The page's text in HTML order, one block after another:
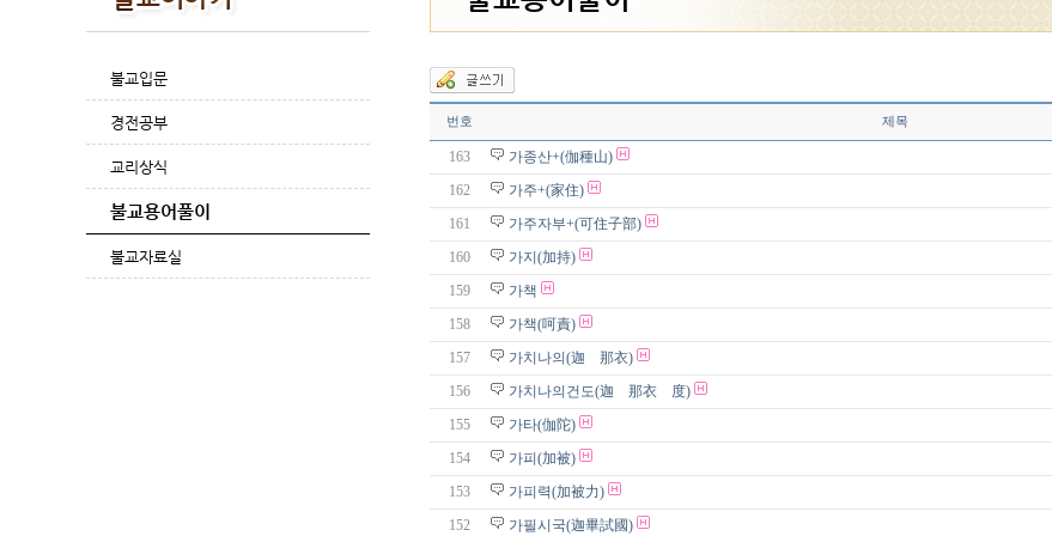
불교입문
경전공부
교리상식
불교용어풀이
불교자료실
번호 제목
163 가종산+(伽種山)
162
가주+(家住)
161
가주자부+(可住子部)
160
가지(加持)
159
가책
158
가책(呵責)
157
가치나의(迦 那衣)
156
가치나의건도(迦 那衣 度)
155
가타(伽陀)
154
가피(加被)
153
가피력(加被力)
152
가필시국(迦畢試國)